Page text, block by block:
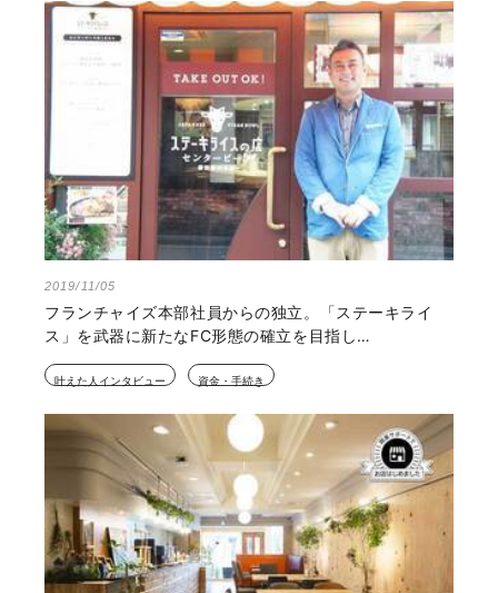
2019/11/05
フランチャイズ本部社員からの独立。「ステーキライ
ス」を武器に新たなFC形態の確立を目指し…
叶えた人インタビュー 資金・手続き